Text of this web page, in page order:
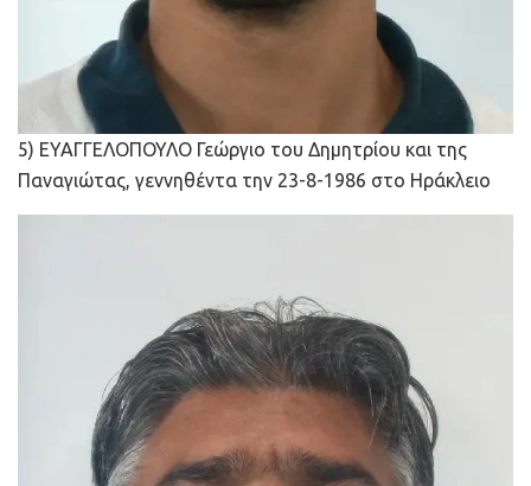
5) ΕΥΑΓΓΕΛΟΠΟΥΛΟ Γεώργιο του Δημητρίου και της
Παναγιώτας, γεννηθέντα την 23-8-1986 στο Ηράκλειο